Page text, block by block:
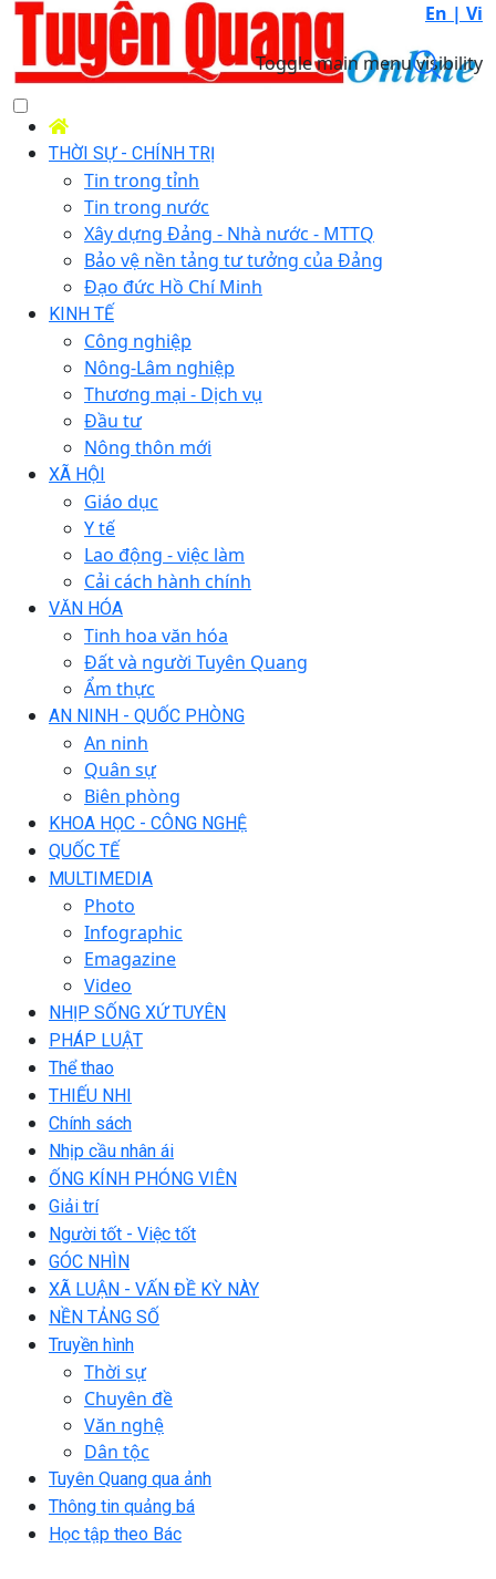
En | Vi
Toggle main menu visibility
THỜI SỰ - CHÍNH TRỊ
Tin trong tỉnh
Tin trong nước
Xây dựng Đảng - Nhà nước - MTTQ
Bảo vệ nền tảng tư tưởng của Đảng
Đạo đức Hồ Chí Minh
KINH TẾ
Công nghiệp
Nông-Lâm nghiệp
Thương mại - Dịch vụ
Đầu tư
Nông thôn mới
XÃ HỘI
Giáo dục
Y tế
Lao động - việc làm
Cải cách hành chính
VĂN HÓA
Tinh hoa văn hóa
Đất và người Tuyên Quang
Ẩm thực
AN NINH - QUỐC PHÒNG
An ninh
Quân sự
Biên phòng
KHOA HỌC - CÔNG NGHỆ
QUỐC TẾ
MULTIMEDIA
Photo
Infographic
Emagazine
Video
NHỊP SỐNG XỨ TUYÊN
PHÁP LUẬT
Thể thao
THIẾU NHI
Chính sách
Nhịp cầu nhân ái
ỐNG KÍNH PHÓNG VIÊN
Giải trí
Người tốt - Việc tốt
GÓC NHÌN
XÃ LUẬN - VẤN ĐỀ KỲ NÀY
NỀN TẢNG SỐ
Truyền hình
Thời sự
Chuyên đề
Văn nghệ
Dân tộc
Tuyên Quang qua ảnh
Thông tin quảng bá
Học tập theo Bác